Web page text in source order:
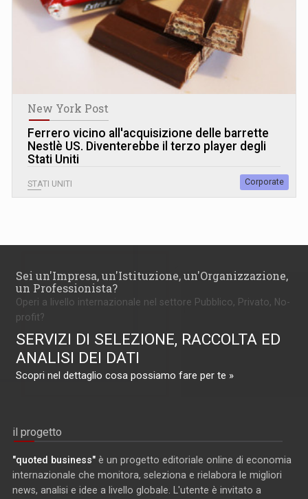
New York Post
Ferrero vicino all'acquisizione delle barrette
Nestlè US. Diventerebbe il terzo player degli
Stati Uniti
STATI UNITI Corporate
Sei un'Impresa, un'Istituzione, un'Organizzazione,
un Professionista?
Operi a livello internazionale nel settore Pubblico, Privato, No-
profit?
SERVIZI DI SELEZIONE, RACCOLTA ED
ANALISI DEI DATI
Scopri nel dettaglio cosa possiamo fare per te »
il progetto
"quoted business" è un progetto editoriale online di economia
internazionale che monitora, seleziona e rielabora le migliori
news, analisi e idee a livello globale. L'utente è invitato a